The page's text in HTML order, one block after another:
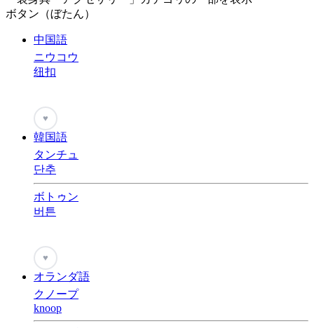
ボタン（ぼたん）
中国語
ニウコウ
纽扣
♥
韓国語
タンチュ
단추
ボトゥン
버튼
♥
オランダ語
クノープ
knoop